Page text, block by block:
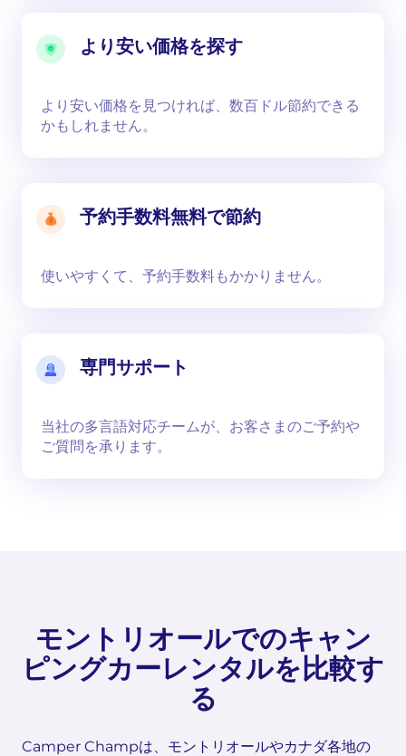
より安い価格を探す
より安い価格を見つければ、数百ドル節約できる
かもしれません。
予約手数料無料で節約
使いやすくて、予約手数料もかかりません。
専門サポート
当社の多言語対応チームが、お客さまのご予約や
ご質問を承ります。
モントリオールでのキャン
ピングカーレンタルを比較す
る
Camper Champは、モントリオールやカナダ各地の